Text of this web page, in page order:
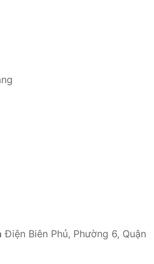
Điện Biên Phủ, Phường 6, Quận